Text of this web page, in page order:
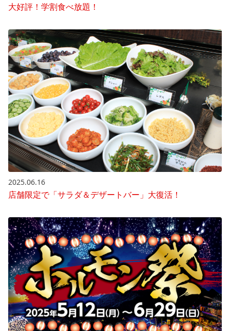
大好評！学割食べ放題！
2025.06.16
店舗限定で「サラダ＆デザートバー」大復活！